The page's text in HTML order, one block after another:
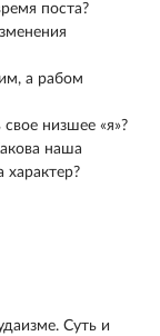
поста?
а рабом
низшее «я»?
наша
характер?
Суть и